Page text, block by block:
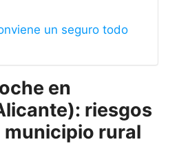
un seguro todo
en
riesgos
municipio rural